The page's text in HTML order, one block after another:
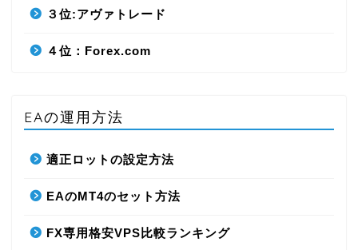
３位:アヴァトレード
４位：Forex.com
EAの運用方法
適正ロットの設定方法
EAのMT4のセット方法
FX専用格安VPS比較ランキング